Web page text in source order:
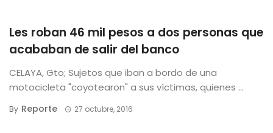
Les roban 46 mil pesos a dos personas que
acababan de salir del banco
CELAYA, Gto; Sujetos que iban a bordo de una
motocicleta "coyotearon" a sus víctimas, quienes ...
By Reporte 27 octubre, 2016